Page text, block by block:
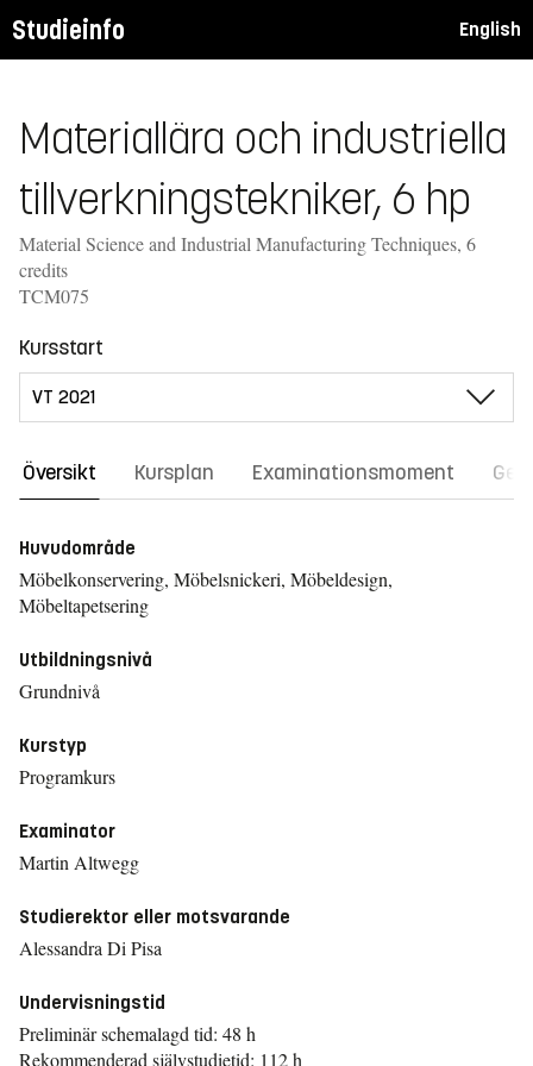
Studieinfo English
Materiallära och industriella
tillverkningstekniker, 6 hp
Material Science and Industrial Manufacturing Techniques, 6
credits
TCM075
Kursstart
Översikt Kursplan Examinationsmoment
Huvudområde
Möbelkonservering, Möbelsnickeri, Möbeldesign,
Möbeltapetsering
Utbildningsnivå
Grundnivå
Kurstyp
Programkurs
Examinator
Martin Altwegg
Studierektor eller motsvarande
Alessandra Di Pisa
Undervisningstid
Preliminär schemalagd tid: 48 h
Rekommenderad självstudietid: 112 h